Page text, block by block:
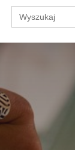
Search
for: